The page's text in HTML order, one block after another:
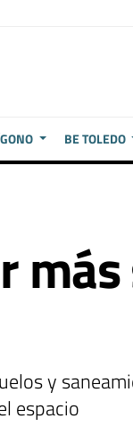
BE TOLEDO
y
espacio